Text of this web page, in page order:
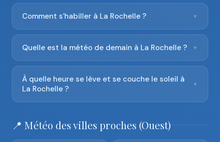
Comment s'habiller à La Rochelle ? ▼
Quelle est la météo de demain à La Rochelle ? ▼
À quelle heure se lève et se couche le soleil à
La Rochelle ?
▼
📍 Météo des villes proches (Ouest)